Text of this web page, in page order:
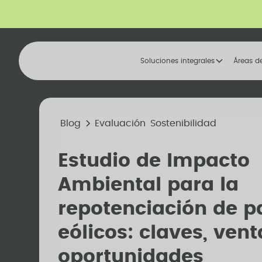
Soluciones integrales Áreas
Blog Evaluación Sostenibilidad
Estudio de Impacto
Ambiental para la
repotenciación de
eólicos: claves,
oportunidades